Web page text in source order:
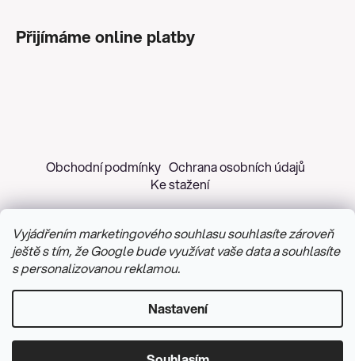
Vyjádřením marketingového souhlasu souhlasíte zároveň
ještě s tím, že Google bude využívat vaše data a souhlasíte
s personalizovanou reklamou.
Nastavení
Přijímáme online platby
Obchodní podmínky Ochrana osobních údajů
Ke stažení
Vytvořil Shoptet&PekneWeby
Upravit nastavení cookies